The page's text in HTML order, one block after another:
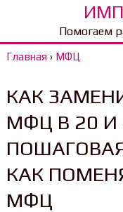
Помогаем
Главная› МФЦ
КАК
МФЦ В 20 И
КАК
МФЦ